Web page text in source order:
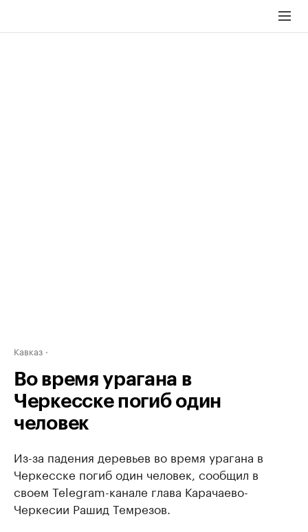
Кавказ
Во время урагана в
Черкесске погиб один
человек
Из-за падения деревьев во время урагана в
Черкесске погиб один человек, сообщил в
своем Telegram-канале глава Карачаево-
Черкесии Рашид Темрезов.